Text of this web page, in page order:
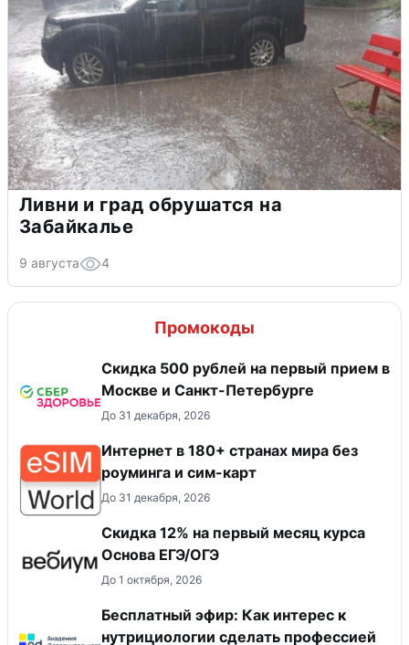
Ливни и град обрушатся на
Забайкалье
9 августа 4
Промокоды
Скидка 500 рублей на первый прием в
Москве и Санкт-Петербурге
До 31 декабря, 2026
Интернет в 180+ странах мира без
роуминга и сим-карт
До 31 декабря, 2026
Скидка 12% на первый месяц курса
Основа ЕГЭ/ОГЭ
До 1 октября, 2026
Бесплатный эфир: Как интерес к
нутрициологии сделать профессией